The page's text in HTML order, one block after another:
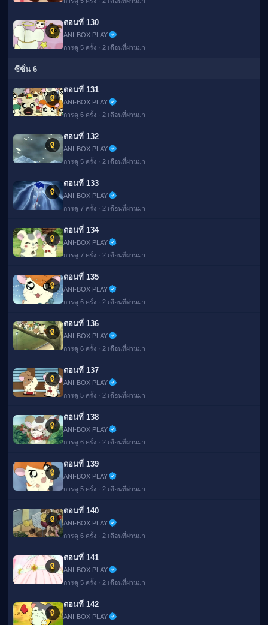
🔒
ตอนที่ 130
ANI-BOX PLAY
การดู 5 ครั้ง · 2 เดือนที่ผ่านมา
ซีซั่น 6
🔒
ตอนที่ 131
ANI-BOX PLAY
การดู 6 ครั้ง · 2 เดือนที่ผ่านมา
🔒
ตอนที่ 132
ANI-BOX PLAY
การดู 5 ครั้ง · 2 เดือนที่ผ่านมา
🔒
ตอนที่ 133
ANI-BOX PLAY
การดู 7 ครั้ง · 2 เดือนที่ผ่านมา
🔒
ตอนที่ 134
ANI-BOX PLAY
การดู 7 ครั้ง · 2 เดือนที่ผ่านมา
🔒
ตอนที่ 135
ANI-BOX PLAY
การดู 6 ครั้ง · 2 เดือนที่ผ่านมา
🔒
ตอนที่ 136
ANI-BOX PLAY
การดู 6 ครั้ง · 2 เดือนที่ผ่านมา
🔒
ตอนที่ 137
ANI-BOX PLAY
การดู 5 ครั้ง · 2 เดือนที่ผ่านมา
🔒
ตอนที่ 138
ANI-BOX PLAY
การดู 6 ครั้ง · 2 เดือนที่ผ่านมา
🔒
ตอนที่ 139
ANI-BOX PLAY
การดู 5 ครั้ง · 2 เดือนที่ผ่านมา
🔒
ตอนที่ 140
ANI-BOX PLAY
การดู 6 ครั้ง · 2 เดือนที่ผ่านมา
🔒
ตอนที่ 141
ANI-BOX PLAY
การดู 5 ครั้ง · 2 เดือนที่ผ่านมา
🔒
ตอนที่ 142
ANI-BOX PLAY